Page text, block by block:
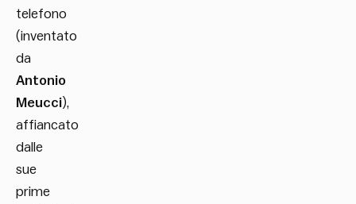
telefono
(inventato
da
Antonio
Meucci),
affiancato
dalle
sue
prime